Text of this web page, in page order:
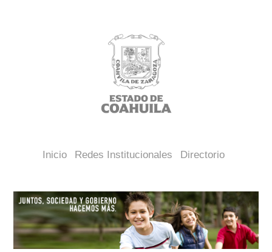
Inicio Redes Institucionales Directorio